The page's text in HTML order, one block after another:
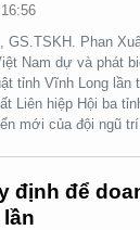
GS.TSKH. Phan
Nam dự và phát
tỉnh Vĩnh Long
Liên hiệp Hội ba
mới của đội ngũ
định để